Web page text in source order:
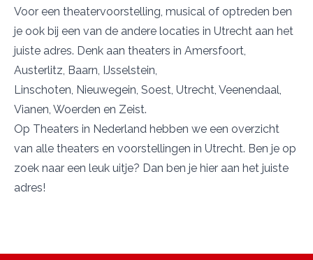
Voor een theatervoorstelling, musical of optreden ben
je ook bij een van de andere locaties in Utrecht aan het
juiste adres. Denk aan theaters in Amersfoort,
Austerlitz, Baarn, IJsselstein,
Linschoten, Nieuwegein, Soest, Utrecht, Veenendaal,
Vianen, Woerden en Zeist.
Op Theaters in Nederland hebben we een overzicht
van alle theaters en voorstellingen in Utrecht. Ben je op
zoek naar een leuk uitje? Dan ben je hier aan het juiste
adres!